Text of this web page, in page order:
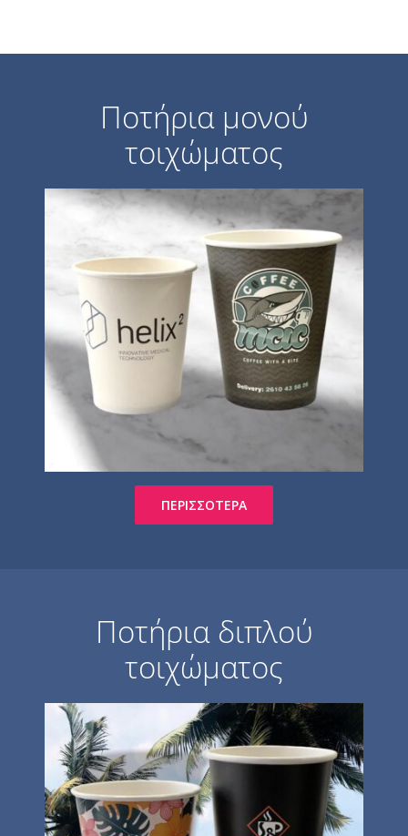
Ποτήρια μονού
τοιχώματος
ΠΕΡΙΣΣΌΤΕΡΑ
Ποτήρια διπλού
τοιχώματος